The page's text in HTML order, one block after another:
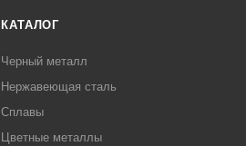
КАТАЛОГ
Черный металл
Нержавеющая сталь
Сплавы
Цветные металлы